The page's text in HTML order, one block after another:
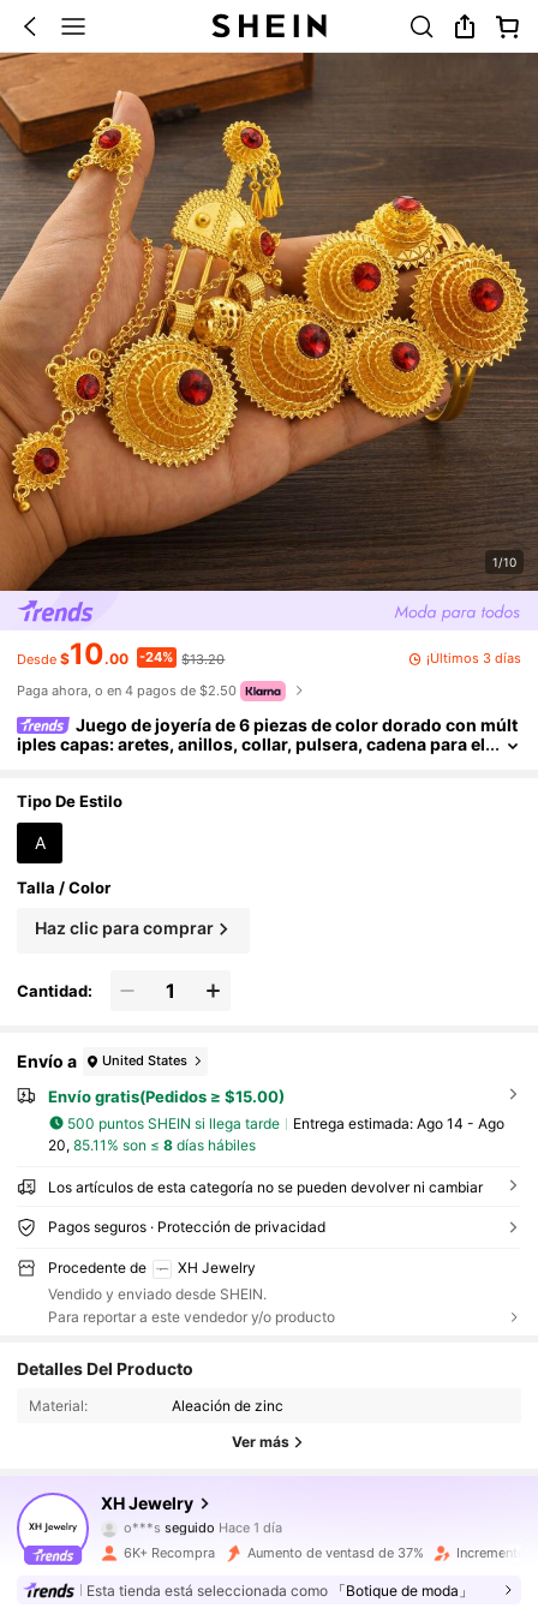
1/10
Desde $10.00 -24% $13.20
¡Últimos 3 días
Paga ahora, o en 4 pagos de $2.50
Juego de joyería de 6 piezas de color dorado con múlt
iples capas: aretes, anillos, collar, pulsera, cadena para el
Tipo De Estilo
A
Talla / Color
Haz clic para comprar
Cantidad:
Envío a United States
Envío gratis(Pedidos ≥ $15.00)
500 puntos SHEIN si llega tarde Entrega estimada: Ago 14 - Ago
20, 85.11% son ≤ 8días hábiles
Los artículos de esta categoría no se pueden devolver ni cambiar
Pagos seguros · Protección de privacidad
Procedente de
XH Jewelry
Vendido y enviado desde SHEIN.
Para reportar a este vendedor y/o producto
Detalles Del Producto
Material: Aleación de zinc
Ver más
XH Jewelry
4.78 4.6K Seguidores
4.6K Seguidores
o***s seguido Hace 1 día
4.6K Seguidores
6K+ Recompra Aumento de ventasd de 37% Incremento
Esta tienda está seleccionada como 「Botique de moda」